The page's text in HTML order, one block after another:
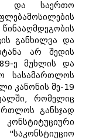
და საერთო
განხილვა და
არ შედის
ე მუხლის და
სასამართლოს
კანონის მე-19
რომელიც
განსჯად